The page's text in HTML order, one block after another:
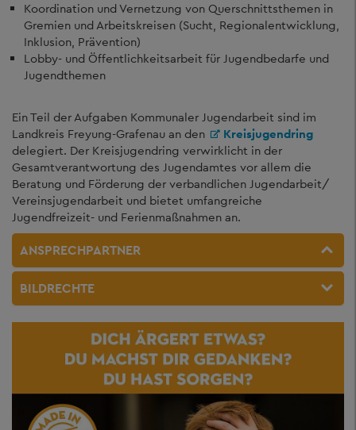
Koordination und Vernetzung von Querschnittsthemen in
Gremien und Arbeitskreisen (Sucht, Regionalentwicklung,
Inklusion, Prävention)
Lobby- und Öffentlichkeitsarbeit für Jugendbedarfe und
Jugendthemen
Ein Teil der Aufgaben Kommunaler Jugendarbeit sind im
Landkreis Freyung-Grafenau an den
Kreisjugendring
delegiert. Der Kreisjugendring verwirklicht in der
Gesamtverantwortung des Jugendamtes vor allem die
Beratung und Förderung der verbandlichen Jugendarbeit/
Vereinsjugendarbeit und bietet umfangreiche
Jugendfreizeit- und Ferienmaßnahmen an.
ANSPRECHPARTNER
BILDRECHTE